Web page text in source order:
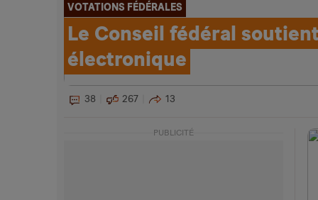
VOTATIONS FÉDÉRALES
Le Conseil fédéral
électronique
38 267 13
PUBLICITÉ